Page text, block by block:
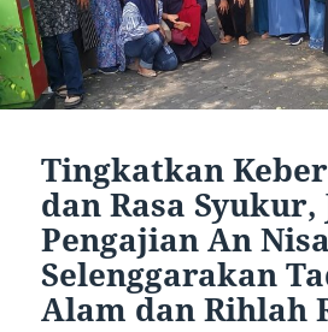
Tingkatkan
dan Rasa Syukur,
Pengajian An
Selenggarakan
Alam dan Rihlah